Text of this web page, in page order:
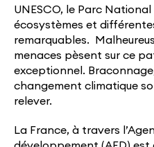
UNESCO, le Parc
écosystèmes et
remarquables.
menaces pèsent sur ce
exceptionnel.
changement climatique
relever.
La France, à travers